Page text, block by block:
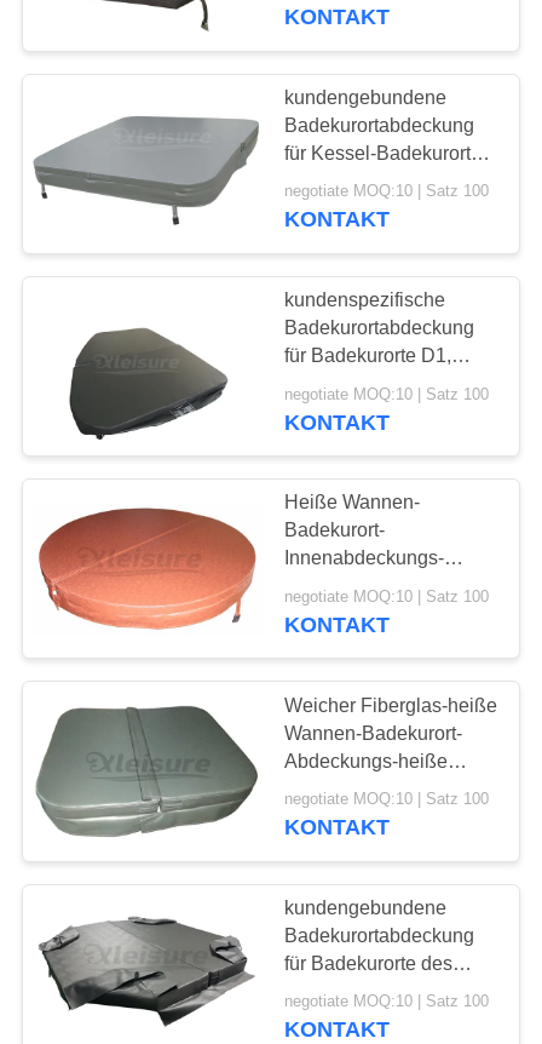
KONTAKT
REFERENZEN
SITEMAP
PRIVACY
deckte Badekurort, inox
KONTAKT
kundengebundene
Badekurortabdeckung
für Kessel-Badekurorte,
Coleman-Badekurorte,
L.A. Spas,
negotiate MOQ:10 | Satz 100
KONTAKT
kundenspezifische
Badekurortabdeckung
für Badekurorte D1,
Jacuzzi, Sundance,
artesische,
negotiate MOQ:10 | Satz 100
KONTAKT
Heiße Wannen-
Badekurort-
Innenabdeckungs-
kundenspezifischer
heiße Wannen-
Abdeckungs-Mehltau
beständig
negotiate MOQ:10 | Satz 100
KONTAKT
Weicher Fiberglas-heiße
Wannen-Badekurort-
Abdeckungs-heiße
Wannen-Winter umfasst
das
negotiate MOQ:10 | Satz 100
KONTAKT
kundengebundene
Badekurortabdeckung
für Badekurorte des
Maß-eins, Jacuzzi,
Badekurorte der heißen
negotiate MOQ:10 | Satz 100
KONTAKT